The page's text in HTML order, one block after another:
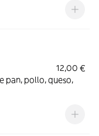
12,00 €
pan, pollo, queso,